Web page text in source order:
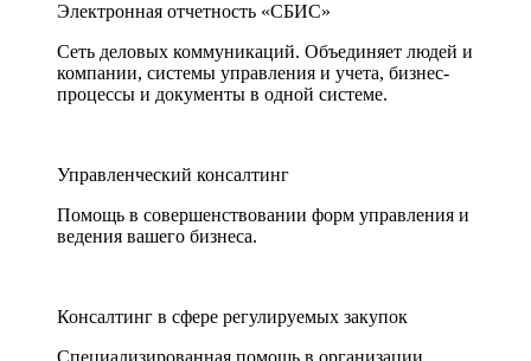
Электронная отчетность «СБИС»
Сеть деловых коммуникаций. Объединяет людей и
компании, системы управления и учета, бизнес-
процессы и документы в одной системе.
Управленческий консалтинг
Помощь в совершенствовании форм управления и
ведения вашего бизнеса.
Консалтинг в сфере регулируемых закупок
Специализированная помощь в организации,